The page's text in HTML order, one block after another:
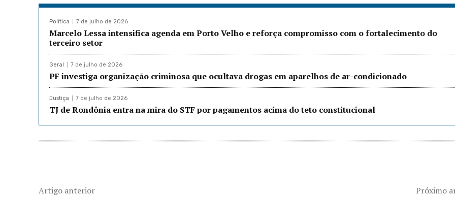
Política 7 de julho de 2026
Marcelo Lessa intensifica agenda em Porto Velho e reforça compromisso com o fortalecimento do
terceiro setor
Geral 7 de julho de 2026
PF investiga organização criminosa que ocultava drogas em aparelhos de ar-condicionado
Justiça 7 de julho de 2026
TJ de Rondônia entra na mira do STF por pagamentos acima do teto constitucional
Artigo anterior
Próximo